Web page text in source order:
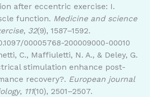
after eccentric exercise: I.
function. Medicine and science
, 32(9), 1587–1592.
00005768-200009000-00010
C., Maffiuletti, N. A., & Deley, G.
stimulation enhance post-
recovery?. European journal
, 111(10), 2501–2507.